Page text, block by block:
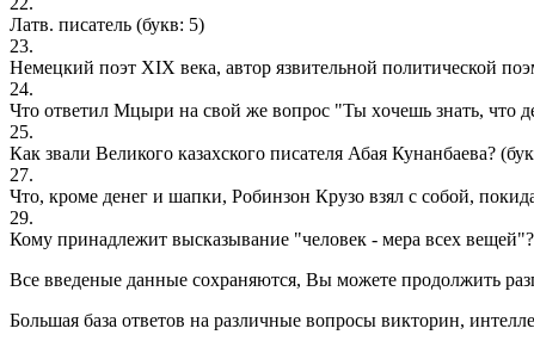
Латв. писатель (букв: 5)
23.
Немецкий поэт XIX века, автор язвительной политической
24.
Что ответил Мцыри на свой же вопрос "Ты xочешь знать, что
25.
Как звали Великого казаxского писателя Абая Кунанбаева?
27.
Что, кроме денег и шапки, Робинзон Крузо взял с собой,
29.
Кому принадлежит высказывание "человек - мера всех вещей"?
Все введеные данные сохраняются, Вы можете продолжить
Большая база ответов на различные вопросы викторин,